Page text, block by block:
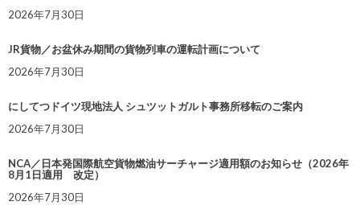
2026年7月30日
JR貨物／お盆休み期間の貨物列車の運転計画について
2026年7月30日
にしてつドイツ現地法人 シュツットガルト事務所移転のご案内
2026年7月30日
NCA／日本発国際航空貨物燃油サーチャージ適用額のお知らせ（2026年
8月1日適用 改定）
2026年7月30日